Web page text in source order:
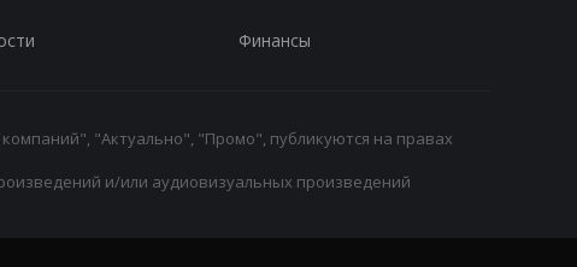
Финансы
"Актуально", "Промо", публикуются на правах
и/или аудиовизуальных произведений